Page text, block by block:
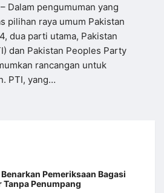
Dalam pengumuman yang
pilihan raya umum Pakistan
dua parti utama, Pakistan
dan Pakistan Peoples Party
rancangan untuk
PTI, yang…
Pemeriksaan Bagasi
Tanpa Penumpang